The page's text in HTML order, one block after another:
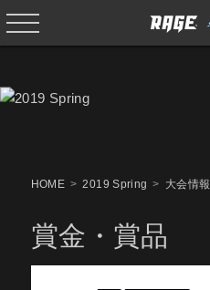
HOME 2019 Spring 大会情報
賞金・賞品